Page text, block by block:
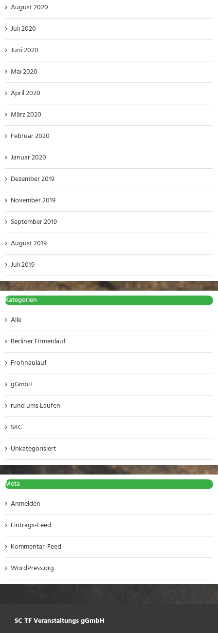
August 2020
Juli 2020
Juni 2020
Mai 2020
April 2020
März 2020
Februar 2020
Januar 2020
Dezember 2019
November 2019
September 2019
August 2019
Juli 2019
Kategorien
Alle
Berliner Firmenlauf
Frohnaulauf
gGmbH
rund ums Laufen
SKC
Unkategorisiert
Meta
Anmelden
Eintrags-Feed
Kommentar-Feed
WordPress.org
SC TF Veranstaltungs gGmbH